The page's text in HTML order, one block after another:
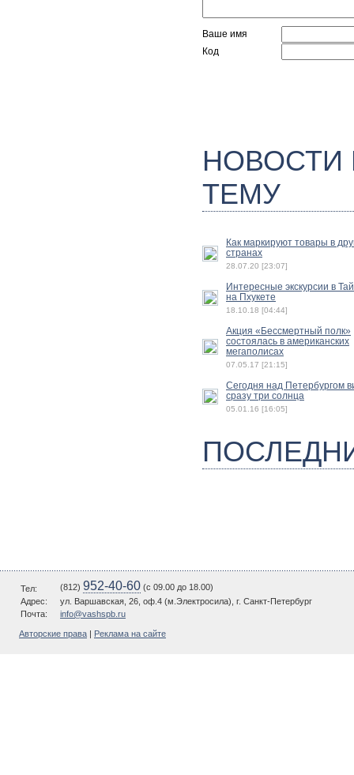
Ваше имя
Код
ТЕМУ
Как маркируют товары в
странах
28.07.20 [23:07]
Интересные экскурсии в
на Пхукете
18.10.18 [04:44]
Акция «Бессмертный полк»
состоялась в американских
мегаполисах
07.05.17 [21:15]
Сегодня над Петербургом
сразу три солнца
05.01.16 [16:05]
Тел: (812) 952-40-60 (c 09.00 до 18.00)
Адрес:
ул. Варшавская, 26, оф.4 (м.Электросила), г. Санкт-Петербург
Почта:
info@vashspb.ru
Авторские права Реклама на сайте